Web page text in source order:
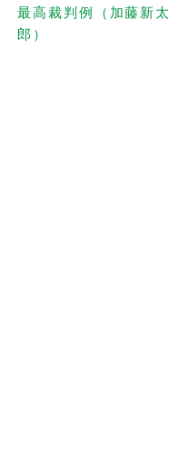
最高裁判例（加藤新太
郎）